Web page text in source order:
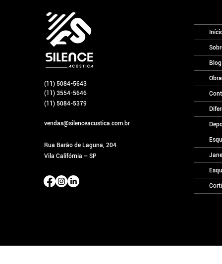
(11) 5084-5643
(11) 3554-5646
(11) 5084-5379
vendas@silenceacustica.com.br
Rua Barão de Laguna, 204
Vila Califórnia – SP
Blog